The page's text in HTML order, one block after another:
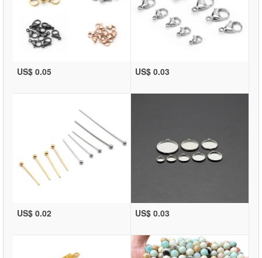
US$ 0.05 US$ 0.03
US$ 0.02 US$ 0.03